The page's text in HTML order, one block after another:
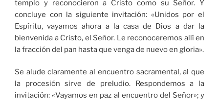
templo y reconocieron a Cristo como su Señor. Y
concluye con la siguiente invitación: «Unidos por el
Espíritu, vayamos ahora a la casa de Dios a dar la
bienvenida a Cristo, el Señor. Le reconoceremos allí en
la fracción del pan hasta que venga de nuevo en gloria».
Se alude claramente al encuentro sacramental, al que
la procesión sirve de preludio. Respondemos a la
invitación: «Vayamos en paz al encuentro del Señor»; y